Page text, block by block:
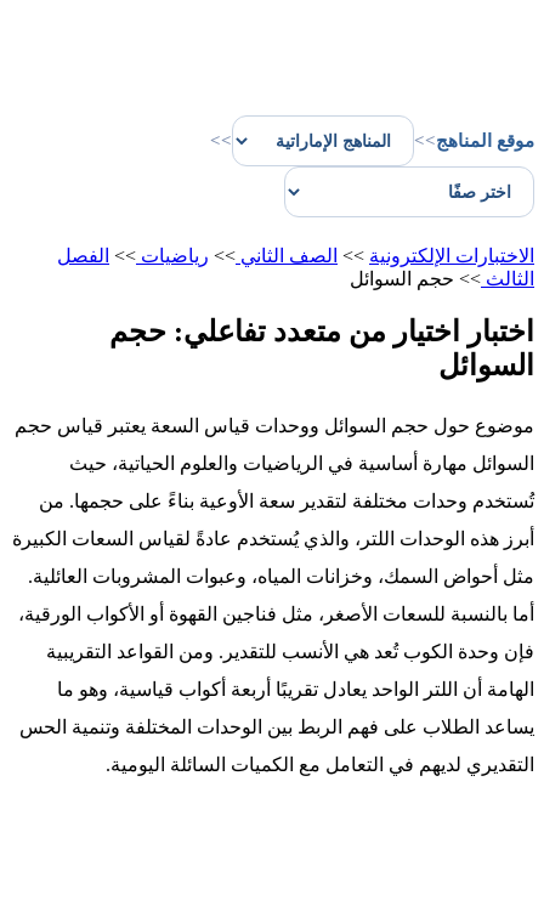
موقع المناهج>>
>>
الاختبارات الإلكترونية >> الصف الثاني >> رياضيات >> الفصل
الثالث >> حجم السوائل
اختبار اختيار من متعدد تفاعلي: حجم
السوائل
موضوع حول حجم السوائل ووحدات قياس السعة يعتبر قياس حجم
السوائل مهارة أساسية في الرياضيات والعلوم الحياتية، حيث
تُستخدم وحدات مختلفة لتقدير سعة الأوعية بناءً على حجمها. من
أبرز هذه الوحدات اللتر، والذي يُستخدم عادةً لقياس السعات الكبيرة
مثل أحواض السمك، وخزانات المياه، وعبوات المشروبات العائلية.
أما بالنسبة للسعات الأصغر، مثل فناجين القهوة أو الأكواب الورقية،
فإن وحدة الكوب تُعد هي الأنسب للتقدير. ومن القواعد التقريبية
الهامة أن اللتر الواحد يعادل تقريبًا أربعة أكواب قياسية، وهو ما
يساعد الطلاب على فهم الربط بين الوحدات المختلفة وتنمية الحس
التقديري لديهم في التعامل مع الكميات السائلة اليومية.